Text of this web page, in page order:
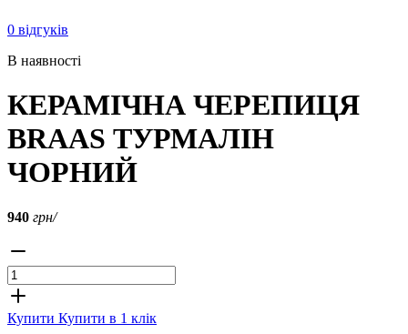
0 відгуків
В наявності
КЕРАМІЧНА ЧЕРЕПИЦЯ
BRAAS ТУРМАЛІН
ЧОРНИЙ
940 грн/
Купити Купити в 1 клік